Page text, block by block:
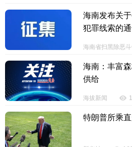
（原标题：春节档预售票
海南发布关
犯罪线索的
海南省扫黑除恶
海南：丰富
供给
海拔新闻
特朗普所乘